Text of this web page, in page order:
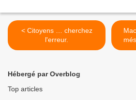
< Citoyens … cherchez
l'erreur.
Hébergé par Overblog
Top articles